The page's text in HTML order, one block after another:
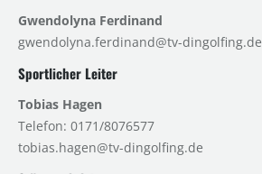
Gwendolyna Ferdinand
gwendolyna.ferdinand@tv-dingolfing.de
Sportlicher Leiter
Tobias Hagen
Telefon: 0171/8076577
tobias.hagen@tv-dingolfing.de